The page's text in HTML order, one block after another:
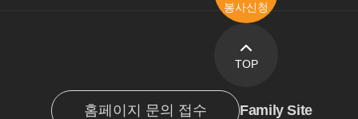
홈페이지 문의 접수 Family Site
봉사신청
TOP